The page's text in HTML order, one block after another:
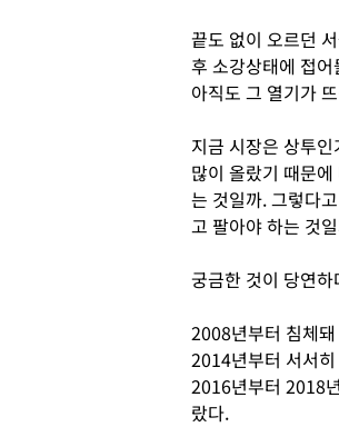
끝도 없이 오르던
후 소강상태에 접
아직도 그 열기가
지금 시장은 상투
많이 올랐기 때문
는 것일까. 그렇다
고 팔아야 하는 것
궁금한 것이 당연하
2008년부터 침체
2014년부터 서서
2016년부터 2018
랐다.